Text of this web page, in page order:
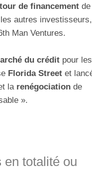
tour de financement de
autres investisseurs,
Man Ventures.
du crédit pour les
Florida Street et
la renégociation de
».
en totalité ou